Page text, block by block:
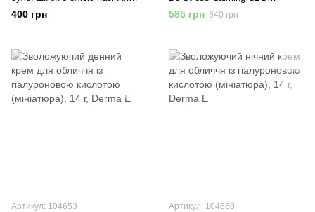
конопель, 113 г, Jason Natural
Cosmetics
400 грн
Moisturizer, 56 г, Derma E
585 грн 640 грн
Артикул: 104653 Артикул: 104660